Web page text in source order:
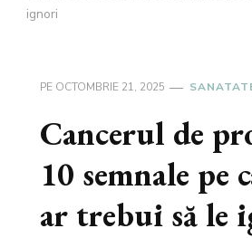
ignori
PE OCTOMBRIE 21, 2025
Cancerul de
10 semnale pe
ar trebui să le